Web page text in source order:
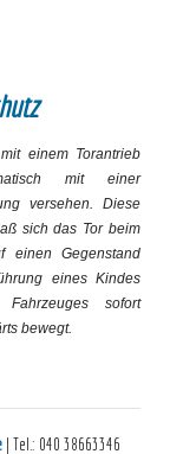
einem Torantrieb
mit einer
versehen. Diese
sich das Tor beim
einen Gegenstand
eines Kindes
sofort
bewegt.
| Tel.: 040 38663346